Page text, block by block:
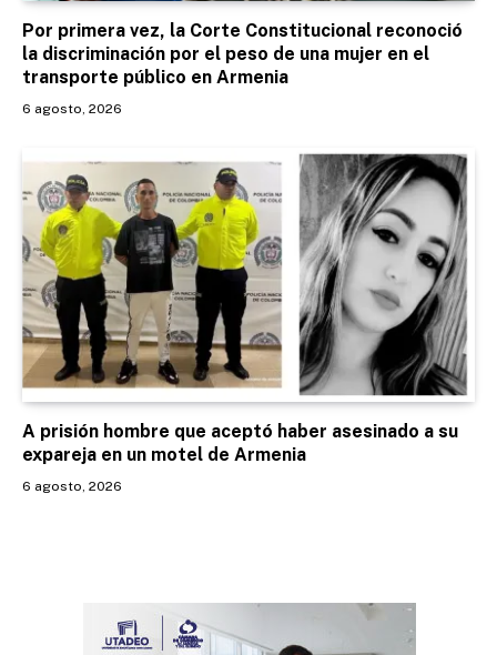
Por primera vez, la Corte Constitucional reconoció
la discriminación por el peso de una mujer en el
transporte público en Armenia
6 agosto, 2026
A prisión hombre que aceptó haber asesinado a su
expareja en un motel de Armenia
6 agosto, 2026